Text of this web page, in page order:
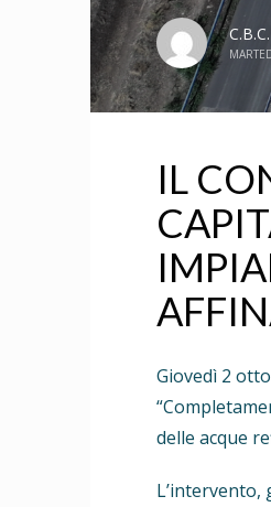
C.B.C.
IL
Giovedì 2
delle acque
L’intervento,